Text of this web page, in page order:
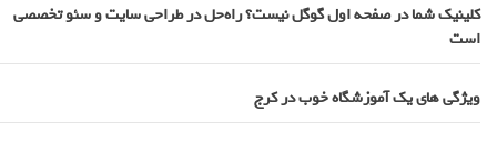
کلینیک شما در صفحه اول گوگل نیست؟ راه‌حل در طراحی سایت و سئو تخصصی
است
ویژگی های یک آموزشگاه خوب در کرج